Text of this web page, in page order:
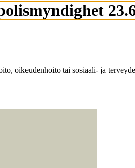
oikeudenhoito tai sosiaali- ja